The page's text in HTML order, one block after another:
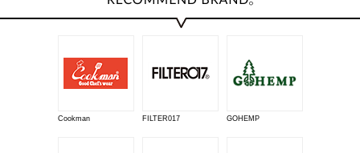
Cookman FILTER017 GOHEMP